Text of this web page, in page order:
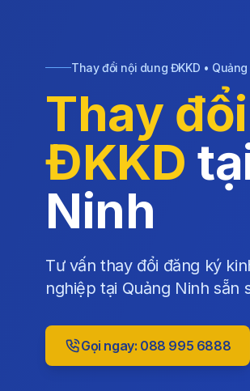
Thay đổi nội dung ĐKKD •
Thay
ĐKKD
Ninh
Tư vấn thay đổi đăng ký
nghiệp tại Quảng Ninh sẵn
Gọi ngay: 088 995 6888